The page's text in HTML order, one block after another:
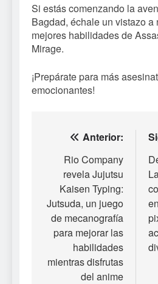
Si estás comenzando la
Bagdad, échale un vistazo
mejores habilidades de
Mirage.
¡Prepárate para más
emocionantes!
Navegación
entradas
Anterior:
Rio Company
revela Jujutsu
Kaisen Typing:
Jutsuda, un juego
de mecanografía
para mejorar las
habilidades
mientras disfrutas
del anime